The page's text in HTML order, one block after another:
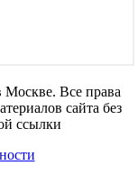
Москве. Все права
сайта без
ссылки